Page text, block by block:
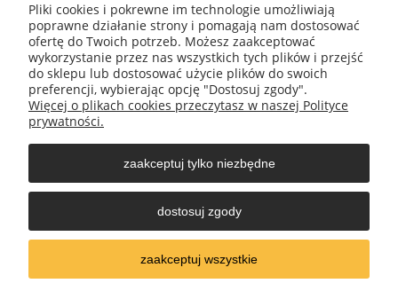
REGON 385490218
Moje konto
Płatności i dostawa
Informacje
Pliki cookies i pokrewne im technologie umożliwiają
poprawne działanie strony i pomagają nam dostosować
ofertę do Twoich potrzeb. Możesz zaakceptować
wykorzystanie przez nas wszystkich tych plików i przejść
do sklepu lub dostosować użycie plików do swoich
preferencji, wybierając opcję "Dostosuj zgody".
Więcej o plikach cookies przeczytasz w naszej Polityce
prywatności.
zaakceptuj tylko niezbędne
dostosuj zgody
zaakceptuj wszystkie